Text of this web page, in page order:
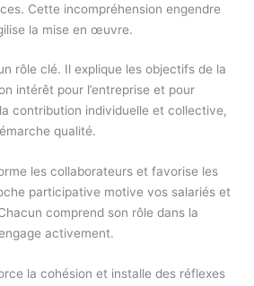
Cette incompréhension engendre
la mise en œuvre.
rôle clé. Il explique les objectifs de la
intérêt pour l’entreprise et pour
contribution individuelle et collective,
qualité.
les collaborateurs et favorise les
participative motive vos salariés et
comprend son rôle dans la
activement.
la cohésion et installe des réflexes